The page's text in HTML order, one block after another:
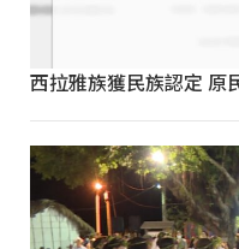
西拉雅族獲民族認定 原